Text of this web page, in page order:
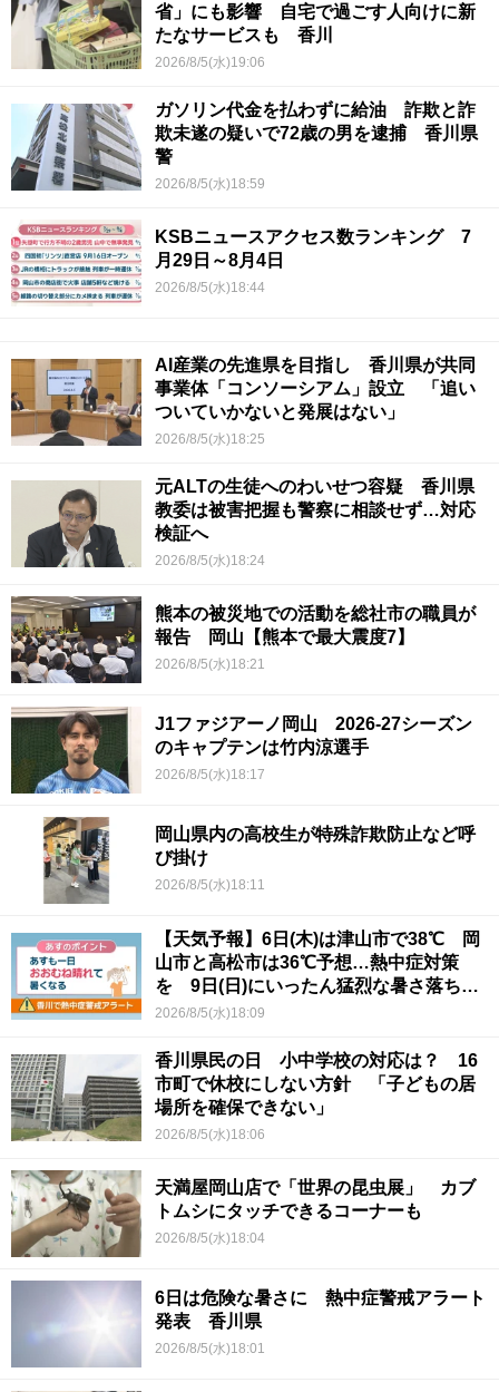
省」にも影響 自宅で過ごす人向けに新
たなサービスも 香川
2026/8/5(水)19:06
ガソリン代金を払わずに給油 詐欺と詐
欺未遂の疑いで72歳の男を逮捕 香川県
警
2026/8/5(水)18:59
KSBニュースアクセス数ランキング 7
月29日～8月4日
2026/8/5(水)18:44
AI産業の先進県を目指し 香川県が共同
事業体「コンソーシアム」設立 「追い
ついていかないと発展はない」
2026/8/5(水)18:25
元ALTの生徒へのわいせつ容疑 香川県
教委は被害把握も警察に相談せず…対応
検証へ
2026/8/5(水)18:24
熊本の被災地での活動を総社市の職員が
報告 岡山【熊本で最大震度7】
2026/8/5(水)18:21
J1ファジアーノ岡山 2026-27シーズン
のキャプテンは竹内涼選手
2026/8/5(水)18:17
岡山県内の高校生が特殊詐欺防止など呼
び掛け
2026/8/5(水)18:11
【天気予報】6日(木)は津山市で38℃ 岡
山市と高松市は36℃予想…熱中症対策
を 9日(日)にいったん猛烈な暑さ落ち着
くか
2026/8/5(水)18:09
香川県民の日 小中学校の対応は？ 16
市町で休校にしない方針 「子どもの居
場所を確保できない」
2026/8/5(水)18:06
天満屋岡山店で「世界の昆虫展」 カブ
トムシにタッチできるコーナーも
2026/8/5(水)18:04
6日は危険な暑さに 熱中症警戒アラート
発表 香川県
2026/8/5(水)18:01